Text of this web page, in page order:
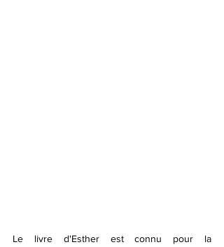
Le livre d'Esther est connu pour la